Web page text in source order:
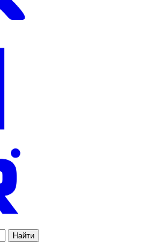
Найти